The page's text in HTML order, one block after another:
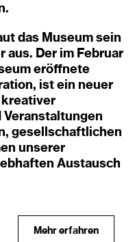
das Museum sein
Der im Februar
eröffnete
ist ein neuer
kreativer
gesellschaftlichen
unserer
Austausch
Mehr erfahren